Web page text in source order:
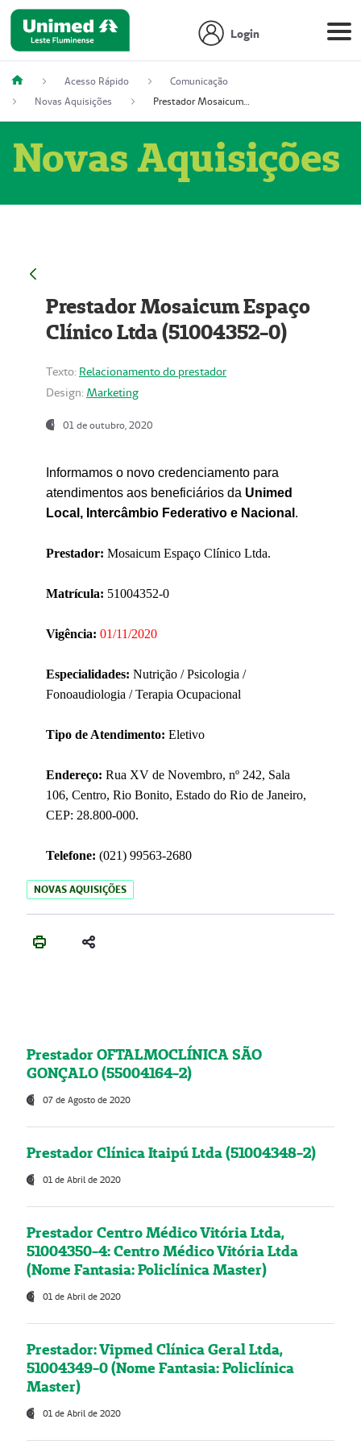
Login
Acesso Rápido
Comunicação
Novas Aquisições
Prestador Mosaicum Espaço Clínico Ltda (51004352-0)
Novas Aquisições
Prestador Mosaicum Espaço
Clínico Ltda (51004352-0)
Texto: Relacionamento do prestador
Design: Marketing
01 de outubro, 2020
Informamos o novo credenciamento para
atendimentos aos beneficiários da Unimed
Local, Intercâmbio Federativo e Nacional .
Prestador: Mosaicum Espaço Clínico Ltda.
Matrícula: 51004352-0
Vigência: 01/11/2020
Especialidades: Nutrição / Psicologia /
Fonoaudiologia / Terapia Ocupacional
Tipo de Atendimento: Eletivo
Endereço: Rua XV de Novembro, nº 242, Sala
106, Centro, Rio Bonito, Estado do Rio de Janeiro,
CEP: 28.800-000.
Telefone: (021) 99563-2680
NOVAS AQUISIÇÕES
Prestador OFTALMOCLÍNICA SÃO
GONÇALO (55004164-2)
07 de Agosto de 2020
Prestador Clínica Itaipú Ltda (51004348-2)
01 de Abril de 2020
Prestador Centro Médico Vitória Ltda,
51004350-4: Centro Médico Vitória Ltda
(Nome Fantasia: Policlínica Master)
01 de Abril de 2020
Prestador: Vipmed Clínica Geral Ltda,
51004349-0 (Nome Fantasia: Policlínica
Master)
01 de Abril de 2020